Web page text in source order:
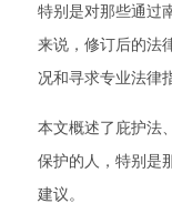
特别是对那些通过
来说，修订后的法
况和寻求专业法律
本文概述了庇护法
保护的人，特别是
建议。